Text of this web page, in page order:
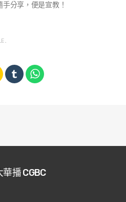
分享，便是宣教！
.
華播 CGBC